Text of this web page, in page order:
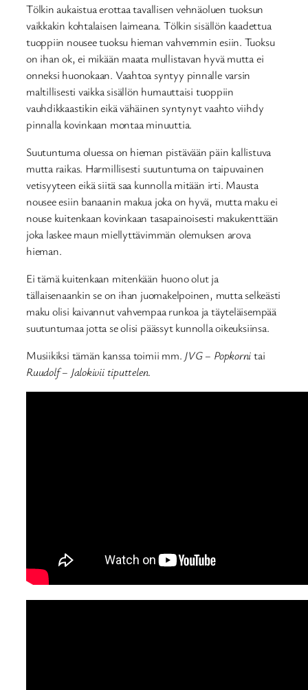
Tölkin aukaistua erottaa tavallisen vehnäoluen tuoksun
vaikkakin kohtalaisen laimeana. Tölkin sisällön kaadettua
tuoppiin nousee tuoksu hieman vahvemmin esiin. Tuoksu
on ihan ok, ei mikään maata mullistavan hyvä mutta ei
onneksi huonokaan. Vaahtoa syntyy pinnalle varsin
maltillisesti vaikka sisällön humauttaisi tuoppiin
vauhdikkaastikin eikä vähäinen syntynyt vaahto viihdy
pinnalla kovinkaan montaa minuuttia.
Suutuntuma oluessa on hieman pistävään päin kallistuva
mutta raikas. Harmillisesti suutuntuma on taipuvainen
vetisyyteen eikä siitä saa kunnolla mitään irti. Mausta
nousee esiin banaanin makua joka on hyvä, mutta maku ei
nouse kuitenkaan kovinkaan tasapainoisesti makukenttään
joka laskee maun miellyttävimmän olemuksen arova
hieman.
Ei tämä kuitenkaan mitenkään huono olut ja
tällaisenaankin se on ihan juomakelpoinen, mutta selkeästi
maku olisi kaivannut vahvempaa runkoa ja täyteläisempää
suutuntumaa jotta se olisi päässyt kunnolla oikeuksiinsa.
Musiikiksi tämän kanssa toimii mm. JVG – Popkornitai
Ruudolf – Jalokivii tiputtelen.